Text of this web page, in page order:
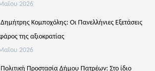
2026
Δημήτρης Κομποχόλης: Οι Πανελλήνιες Εξετάσεις
της αξιοκρατίας
2026
Πολιτική Προστασία Δήμου Πατρέων: Στο ίδιο